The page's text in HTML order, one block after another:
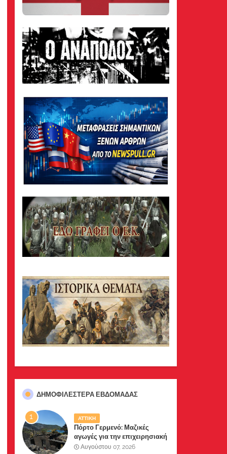
ΔΗΜΟΦΙΛΈΣΤΕΡΑ ΕΒΔΟΜΆΔΑΣ
ΑΤΤΙΚΗ
Πόρτο Γερμενό: Μαζικές
αγωγές για την επιχειρησιακή
διαχείριση της πυρκαγιάς
Αυγούστου 07, 2026